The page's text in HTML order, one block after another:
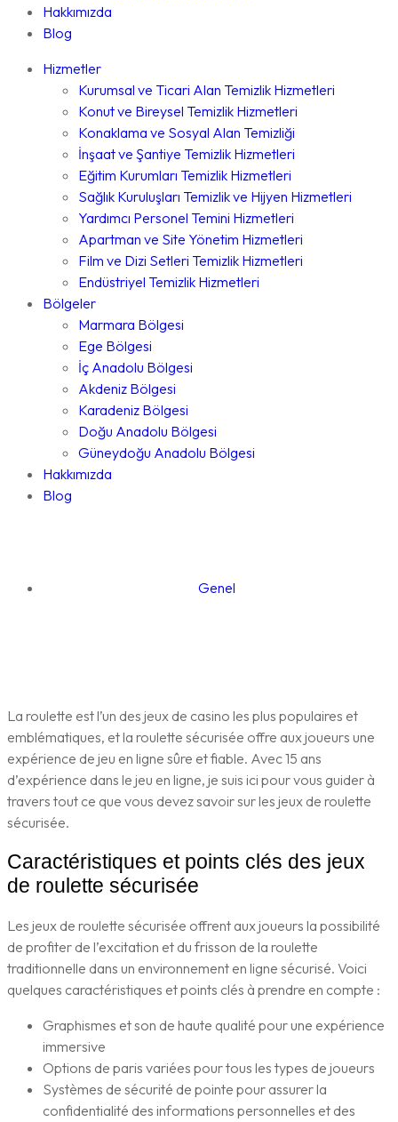
Hakkımızda
Blog
Hizmetler
Kurumsal ve Ticari Alan Temizlik Hizmetleri
Konut ve Bireysel Temizlik Hizmetleri
Konaklama ve Sosyal Alan Temizliği
İnşaat ve Şantiye Temizlik Hizmetleri
Eğitim Kurumları Temizlik Hizmetleri
Sağlık Kuruluşları Temizlik ve Hijyen Hizmetleri
Yardımcı Personel Temini Hizmetleri
Apartman ve Site Yönetim Hizmetleri
Film ve Dizi Setleri Temizlik Hizmetleri
Endüstriyel Temizlik Hizmetleri
Bölgeler
Marmara Bölgesi
Ege Bölgesi
İç Anadolu Bölgesi
Akdeniz Bölgesi
Karadeniz Bölgesi
Doğu Anadolu Bölgesi
Güneydoğu Anadolu Bölgesi
Hakkımızda
Blog
Genel
La roulette est l’un des jeux de casino les plus populaires et
emblématiques, et la roulette sécurisée offre aux joueurs une
expérience de jeu en ligne sûre et fiable. Avec 15 ans
d’expérience dans le jeu en ligne, je suis ici pour vous guider à
travers tout ce que vous devez savoir sur les jeux de roulette
sécurisée.
Caractéristiques et points clés des jeux
de roulette sécurisée
Les jeux de roulette sécurisée offrent aux joueurs la possibilité
de profiter de l’excitation et du frisson de la roulette
traditionnelle dans un environnement en ligne sécurisé. Voici
quelques caractéristiques et points clés à prendre en compte :
Graphismes et son de haute qualité pour une expérience
immersive
Options de paris variées pour tous les types de joueurs
Systèmes de sécurité de pointe pour assurer la
confidentialité des informations personnelles et des